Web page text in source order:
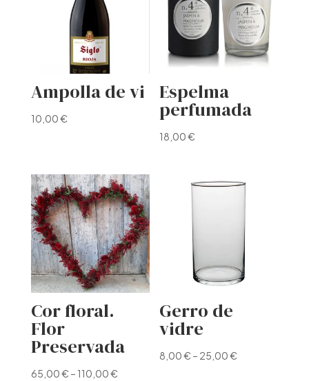
Ampolla de vi
10,00€
Espelma
perfumada
18,00€
Cor floral.
Flor
Preservada
65,00€ – 110,00€
Gerro de
vidre
8,00€ – 25,00€